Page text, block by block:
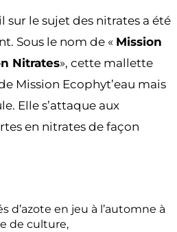
sur le sujet des nitrates a été
Sous le nom de « Mission
Nitrates», cette mallette
Mission Ecophyt’eau mais
Elle s’attaque aux
en nitrates de façon
d’azote en jeu à l’automne à
de culture,